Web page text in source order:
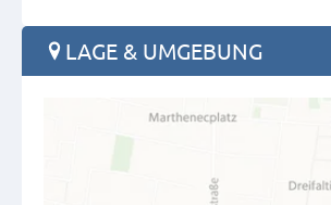
LAGE & UMGEBUNG